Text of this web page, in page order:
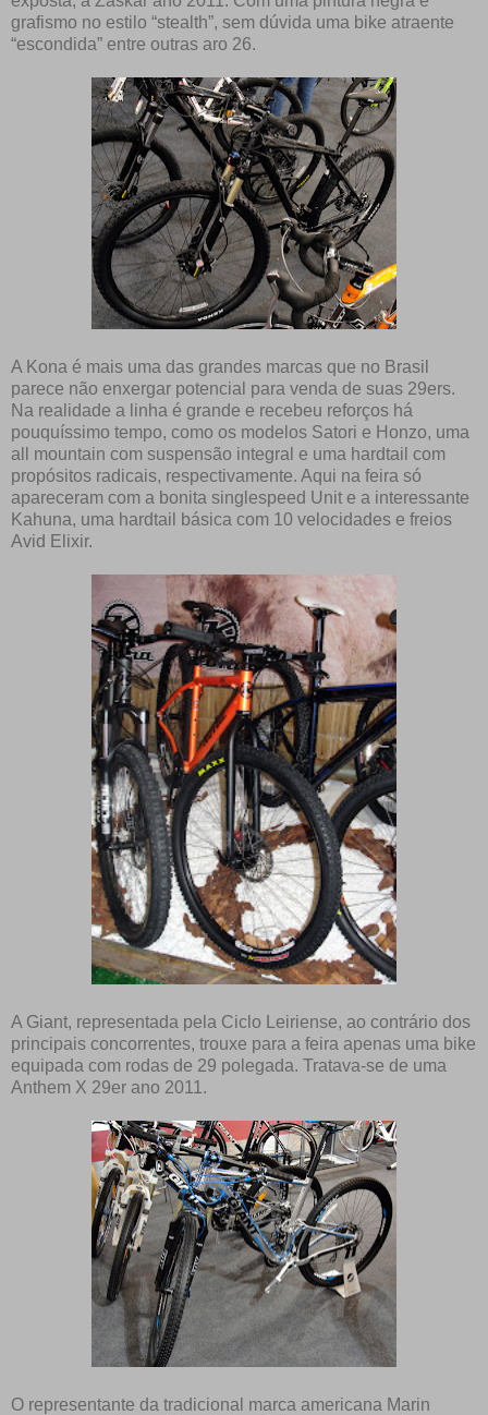
grafismo no estilo “stealth”, sem dúvida uma bike atraente
“escondida” entre outras aro 26.
A Kona é mais uma das grandes marcas que no Brasil
parece não enxergar potencial para venda de suas 29ers.
Na realidade a linha é grande e recebeu reforços há
pouquíssimo tempo, como os modelos Satori e Honzo, uma
all mountain com suspensão integral e uma hardtail com
propósitos radicais, respectivamente. Aqui na feira só
apareceram com a bonita singlespeed Unit e a interessante
Kahuna, uma hardtail básica com 10 velocidades e freios
Avid Elixir.
A Giant, representada pela Ciclo Leiriense, ao contrário dos
principais concorrentes, trouxe para a feira apenas uma bike
equipada com rodas de 29 polegada. Tratava-se de uma
Anthem X 29er ano 2011.
O representante da tradicional marca americana Marin